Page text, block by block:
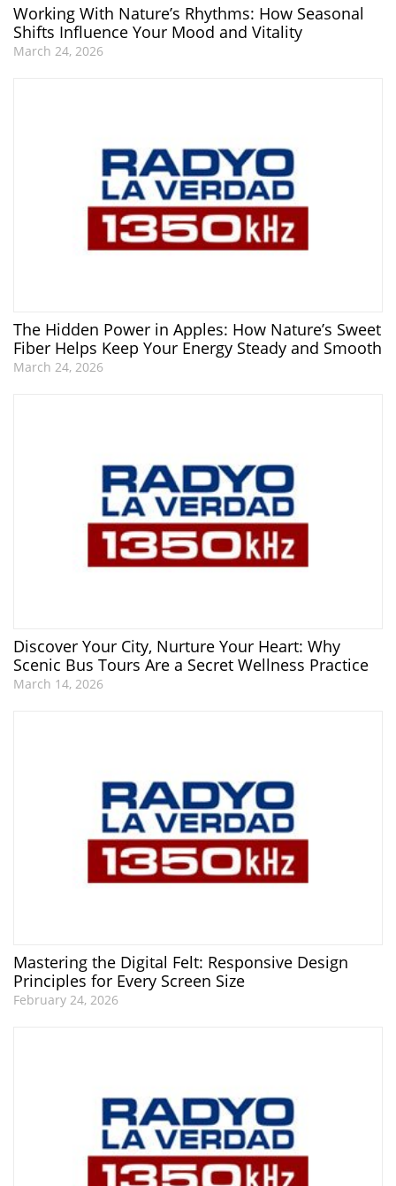
Working With Nature’s Rhythms: How Seasonal
Shifts Influence Your Mood and Vitality
March 24, 2026
The Hidden Power in Apples: How Nature’s Sweet
Fiber Helps Keep Your Energy Steady and Smooth
March 24, 2026
Discover Your City, Nurture Your Heart: Why
Scenic Bus Tours Are a Secret Wellness Practice
March 14, 2026
Mastering the Digital Felt: Responsive Design
Principles for Every Screen Size
February 24, 2026